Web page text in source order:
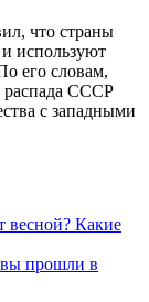
что страны
используют
его словам,
распада СССР
с западными
весной? Какие
прошли в